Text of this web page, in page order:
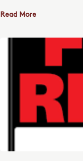
Read More